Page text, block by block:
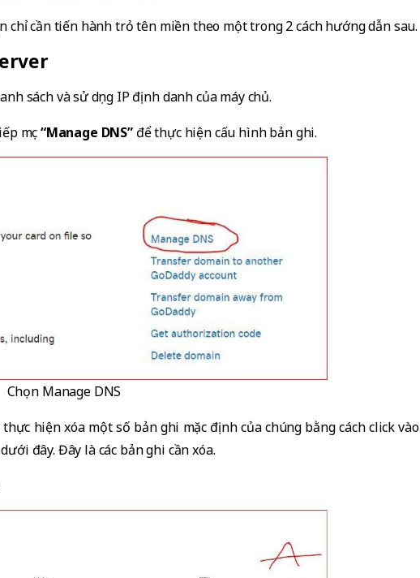
chỉ cần tiến hành trỏ tên miền theo một trong 2 cách hướng dẫn sau.
sách và sử dụng IP định danh của máy chủ.
mục“Manage DNS”để thực hiện cấu hình bản ghi.
Chọn Manage DNS
hiện xóa một số bản ghi mặc định của chúng bằng cách click vào
đây. Đây là các bản ghi cần xóa.